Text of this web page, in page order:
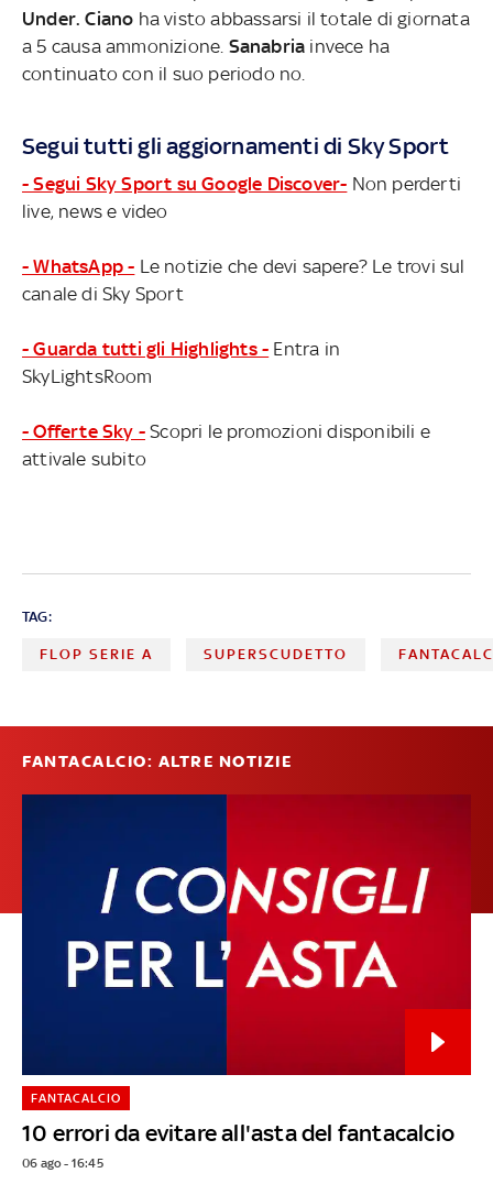
Under. Ciano ha visto abbassarsi il totale di giornata
a 5 causa ammonizione. Sanabria invece ha
continuato con il suo periodo no.
Segui tutti gli aggiornamenti di Sky Sport
- Segui Sky Sport su Google Discover- Non perderti
live, news e video
- WhatsApp - Le notizie che devi sapere? Le trovi sul
canale di Sky Sport
- Guarda tutti gli Highlights - Entra in
SkyLightsRoom
- Offerte Sky - Scopri le promozioni disponibili e
attivale subito
TAG:
FLOP SERIE A SUPERSCUDETTO
FANTACALCIO: ALTRE NOTIZIE
10 errori da evitare all'asta del fantacalcio
FANTACALCIO
06 ago - 16:45